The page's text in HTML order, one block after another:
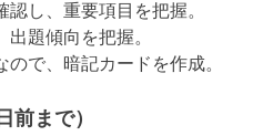
し、重要項目を把握。
題傾向を把握。
で、暗記カードを作成。
前まで）